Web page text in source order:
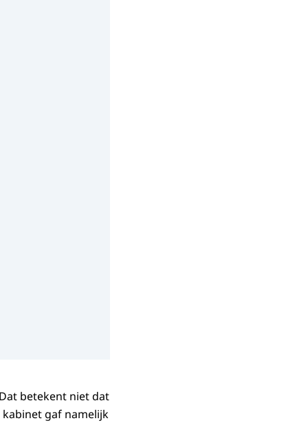
betekent niet dat
gaf namelijk